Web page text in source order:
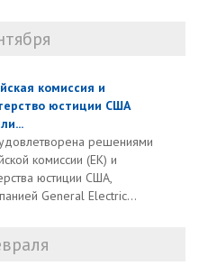
комиссия и
юстиции США
решениями
комиссии (ЕК) и
юстиции США,
General Electric...